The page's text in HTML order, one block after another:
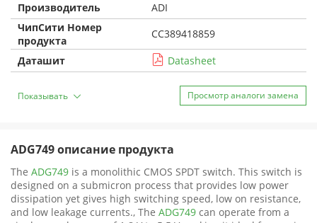
Производитель
ADI
ЧипСити Номер
продукта
CC389418859
Даташит
Datasheet
Показывать Просмотр аналоги замена
ADG749 описание продукта
The ADG749 is a monolithic CMOS SPDT switch. This switch is
designed on a submicron process that provides low power
dissipation yet gives high switching speed, low on resistance,
and low leakage currents., The ADG749 can operate from a